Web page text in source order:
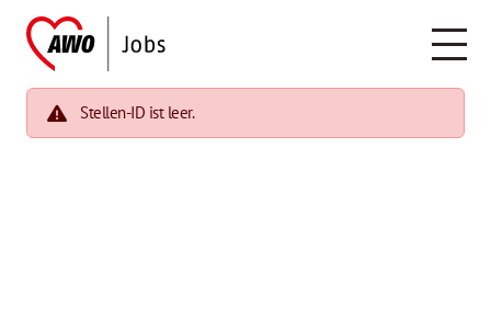
Stellen-ID ist leer.